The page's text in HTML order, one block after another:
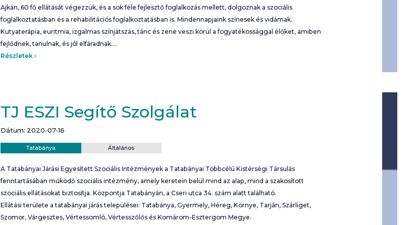
Ajkán, 60 fő ellátását végezzük, és a sok féle fejlesztő foglalkozás mellett, dolgoznak a szociális
foglalkoztatásban és a rehabilitációs foglalkoztatásban is. Mindennapjaink színesek és vidámak.
Kutyaterápia, euritmia, izgalmas színjátszás, tánc és zene veszi körül a fogyatékossággal élőket, amiben
fejlődnek, tanulnak, és jól elfáradnak.…
Részletek
TJ ESZI Segítő Szolgálat
Dátum: 2020-07-16
Tatabánya
Kategória: Általános
A Tatabányai Járási Egyesített Szociális Intézmények a Tatabányai Többcélú Kistérségi Társulás
fenntartásában működő szociális intézmény, amely keretein belül mind az alap, mind a szakosított
szociális ellátásokat biztosítja. Központja Tatabányán, a Cseri utca 34. szám alatt található.
Ellátási területe a tatabányai járás települései: Tatabánya, Gyermely, Héreg, Környe, Tarján, Szárliget,
Szomor, Várgesztes, Vértessomló, Vértesszőlős és Komárom-Esztergom Megye.